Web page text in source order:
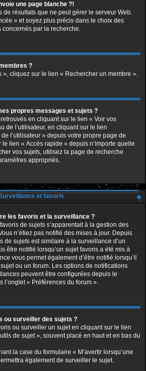
une page blanche ?!
de résultats que ne peut gérer le serveur Web.
» et soyez plus précis dans le choix des
concernés par la recherche.
?
», cliquez sur le lien « Rechercher un membre ».
propres messages et sujets ?
en cliquant sur le lien « Voir vos
de l’utilisateur, en cliquant sur le lien
l’utilisateur » depuis votre propre page de
lien « Accès rapide » depuis n’importe quelle
vos sujets, utilisez la page de recherche
appropriés.
et favoris
les favoris et la surveillance ?
de sujets s’apparentait à la gestion des
n’étiez pas notifié des mises à jour. Depuis
de sujets est similaire à la surveillance d’un
être notifié lorsqu’un sujet favoris a été mis à
vous permet également d’être notifié lorsqu’il
ou un forum. Les options de notifications
peuvent être configurées depuis le
l’onglet « Préférences du forum ».
ou surveiller des sujets ?
ou surveiller un sujet en cliquant sur le lien
de sujet », souvent placé en haut et en bas du
la case du formulaire « M’avertir lorsqu’une
également de surveiller le sujet.